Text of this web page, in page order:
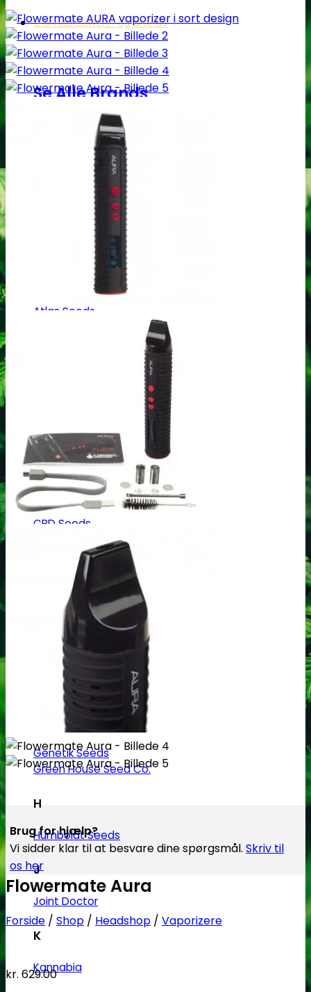
Cannabisavlere -og brands
Se Alle Brands
710 Genetics
Advanced Seeds
Atlas Seeds
C
Cali Connection
CBD Botanics
CBD Crew
CBD Seeds
Dinafem
Dutch Passion
Fastbuds Seeds
Flying Dutchmen
Genetik Seeds
Green House Seed Co.
H
Humboldt Seeds
J
Joint Doctor
K
Kannabia
Brug for hjælp?
Vi sidder klar til at besvare dine spørgsmål. Skriv til
os her
Flowermate Aura
Forside / Shop / Headshop / Vaporizere
kr. 629.00